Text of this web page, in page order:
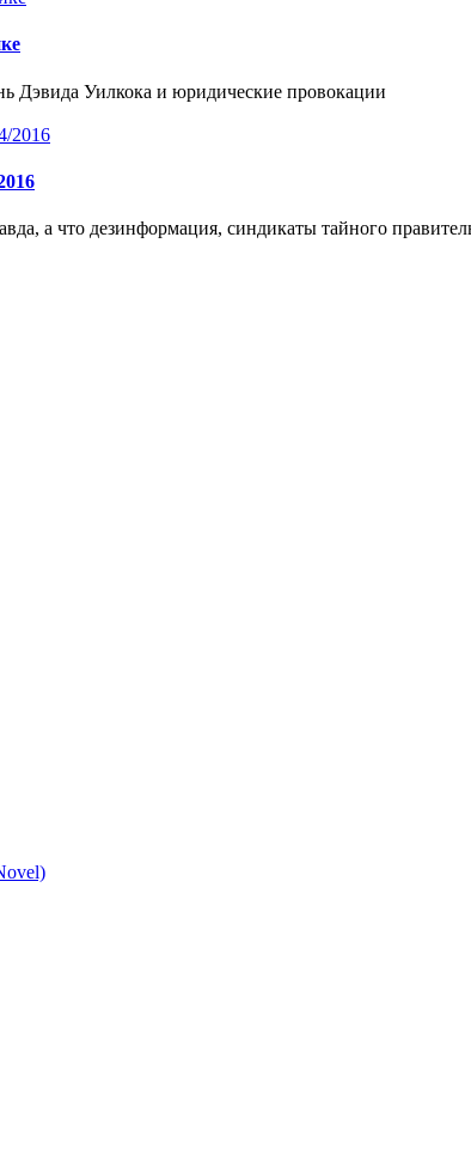
Дэвида Уилкока и юридические провокации
а что дезинформация, синдикаты тайного